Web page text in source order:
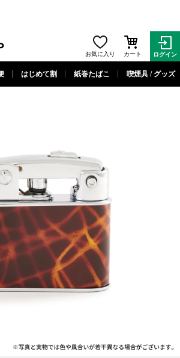
お気に入り カート ログイン
はじめて割 紙巻たばこ 喫煙具 / グッズ